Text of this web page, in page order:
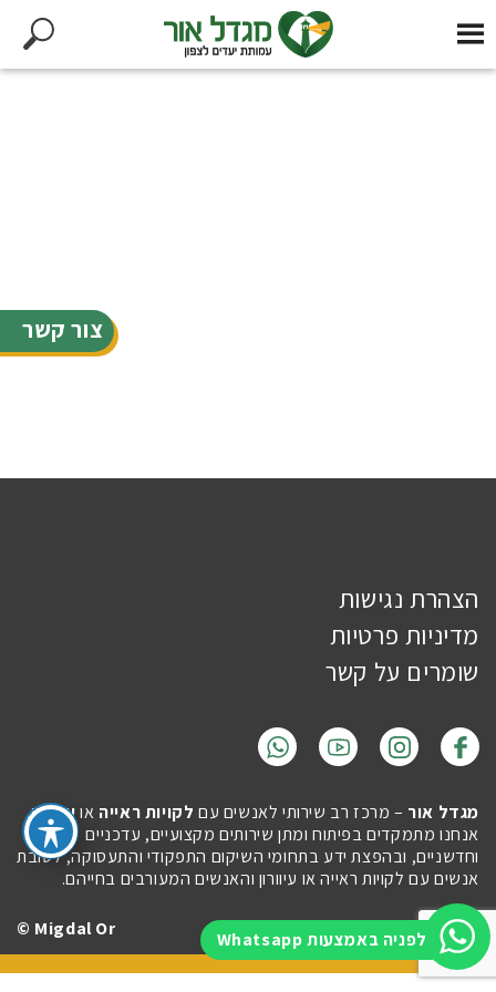
צור קשר
לפניה באמצעות Whatsapp
הצהרת נגישות
מדיניות פרטיות
שומרים על קשר
מגדל אור – מרכז רב שירותי לאנשים עם לקויות ראייה אועיוורון.
אנחנו מתמקדים בפיתוח ומתן שירותים מקצועיים, עדכניים
וחדשניים, ובהפצת ידע בתחומי השיקום התפקודי והתעסוקה, לטובת
אנשים עם לקויות ראייה או עיוורון והאנשים המעורבים בחייהם.
Imaginet
Migdal Or ©